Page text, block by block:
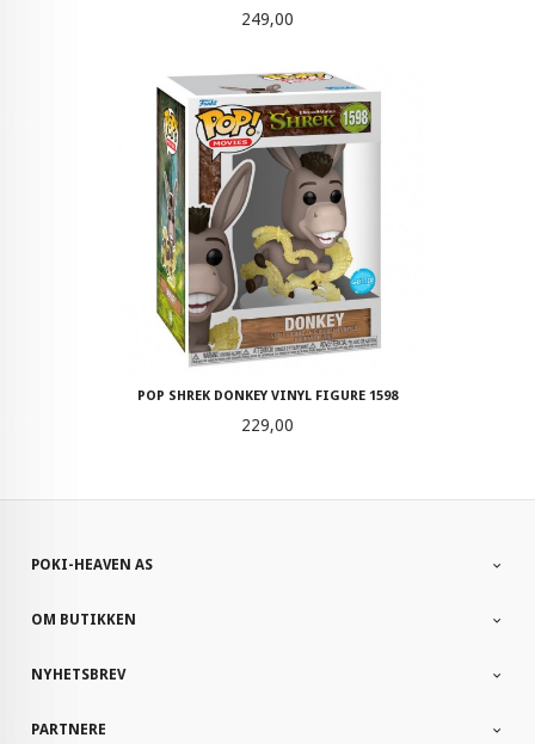
Pris
249,00
POP SHREK DONKEY VINYL FIGURE 1598
Pris
229,00
POKI-HEAVEN AS
OM BUTIKKEN
NYHETSBREV
PARTNERE